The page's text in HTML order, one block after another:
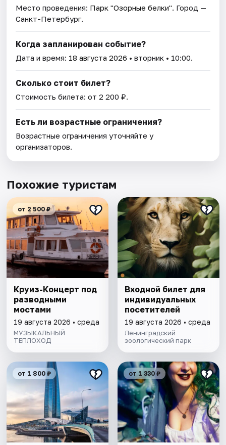
Место проведения: Парк "Озорные белки". Город —
Санкт-Петербург.
Когда запланирован событие?
Дата и время: 18 августа 2026 • вторник • 10:00.
Сколько стоит билет?
Стоимость билета: от 2 200 ₽.
Есть ли возрастные ограничения?
Возрастные ограничения уточняйте у
организаторов.
Похожие туристам
от 2 500 ₽
Круиз-Концерт под
разводными
мостами
19 августа 2026 • среда
МУЗЫКАЛЬНЫЙ
ТЕПЛОХОД
Входной билет для
индивидуальных
посетителей
19 августа 2026 • среда
Ленинградский
зоологический парк
от 1 800 ₽ от 1 330 ₽